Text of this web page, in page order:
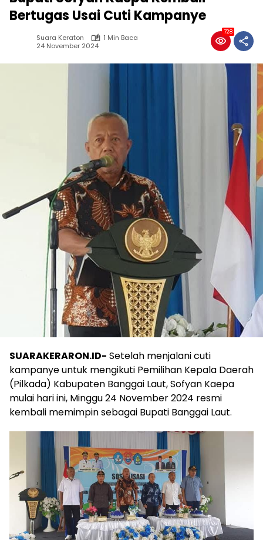
Bertugas Usai Cuti Kampanye
Suara Keraton
1 Min Baca
24 November 2024
728
SUARAKERARON.ID- Setelah menjalani cuti
kampanye untuk mengikuti Pemilihan Kepala Daerah
(Pilkada) Kabupaten Banggai Laut, Sofyan Kaepa
mulai hari ini, Minggu 24 November 2024 resmi
kembali memimpin sebagai Bupati Banggai Laut.